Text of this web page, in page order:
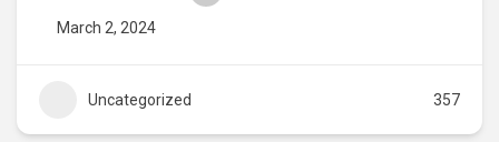
March 2, 2024
Uncategorized 357